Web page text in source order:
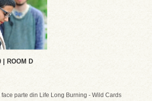
| ROOM D
face parte din Life Long Burning - Wild Cards